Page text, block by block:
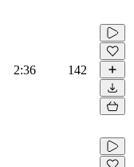
2:36 142